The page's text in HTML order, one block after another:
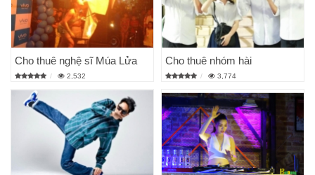
Cho thuê nghệ sĩ Múa Lửa
2,532
Cho thuê nhóm hài
3,774